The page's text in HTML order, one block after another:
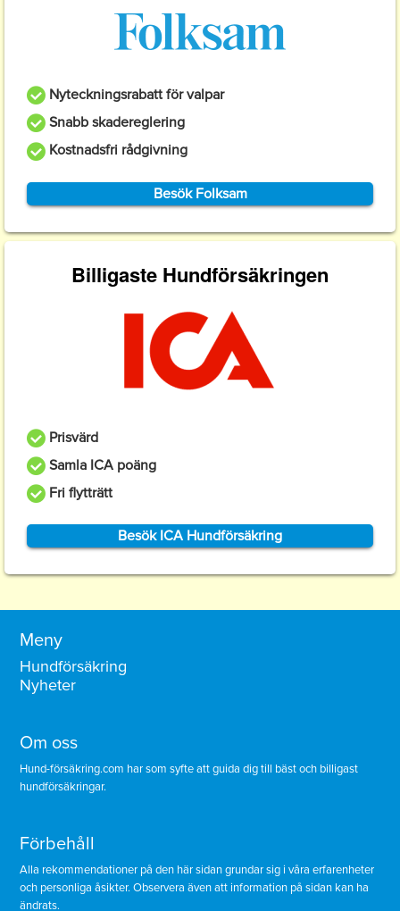
Nyteckningsrabatt för valpar
Snabb skadereglering
Kostnadsfri rådgivning
Besök Folksam
Billigaste Hundförsäkringen
Prisvärd
Samla ICA poäng
Fri flytträtt
Besök ICA Hundförsäkring
Meny
Hundförsäkring
Nyheter
Om oss
Hund-försäkring.com har som syfte att guida dig till bäst och billigast
hundförsäkringar.
Förbehåll
Alla rekommendationer på den här sidan grundar sig i våra erfarenheter
och personliga åsikter. Observera även att information på sidan kan ha
ändrats.